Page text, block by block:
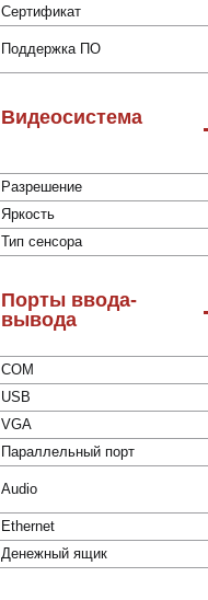
Сертификат
Поддержка ПО
Видеосистема
Разрешение
Яркость
Тип сенсора
Порты ввода-
вывода
COM
USB
VGA
Параллельный порт
Audio
Ethernet
Денежный ящик